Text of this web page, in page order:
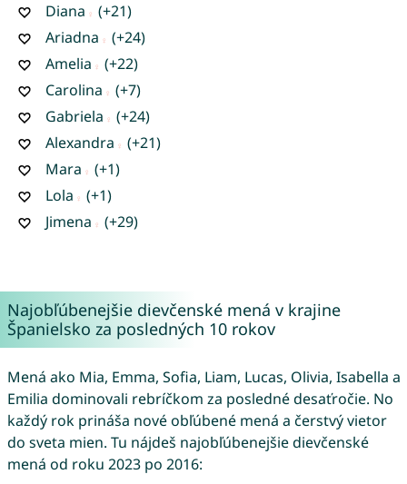
Diana
(+21)
Ariadna
(+24)
Amelia
(+22)
Carolina
(+7)
Gabriela
(+24)
Alexandra
(+21)
Mara
(+1)
Lola
(+1)
Jimena
(+29)
Najobľúbenejšie dievčenské mená v krajine
Španielsko za posledných 10 rokov
Mená ako Mia, Emma, Sofia, Liam, Lucas, Olivia, Isabella a
Emilia dominovali rebríčkom za posledné desaťročie. No
každý rok prináša nové obľúbené mená a čerstvý vietor
do sveta mien. Tu nájdeš najobľúbenejšie dievčenské
mená od roku 2023 po 2016: